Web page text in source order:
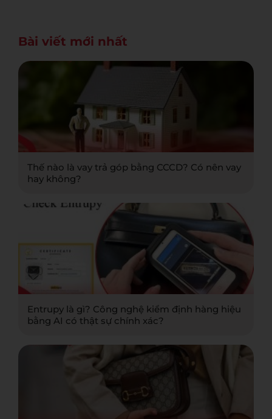
Bài viết mới nhất
Thế nào là vay trả góp bằng CCCD? Có nên vay
hay không?
Entrupy là gì? Công nghệ kiểm định hàng hiệu
bằng AI có thật sự chính xác?